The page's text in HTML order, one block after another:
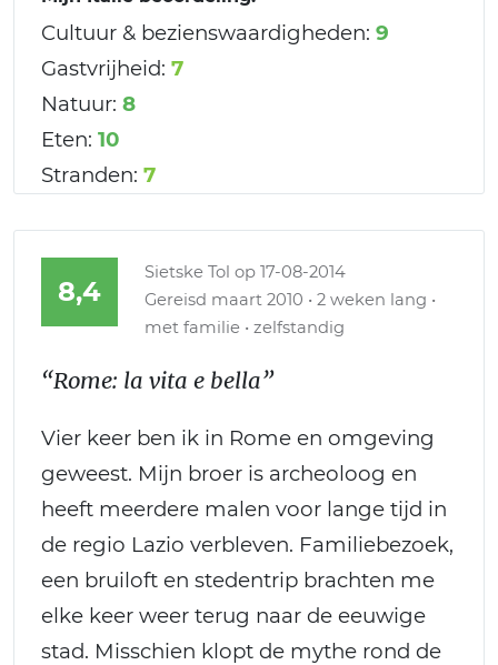
Cultuur & bezienswaardigheden: 9
Gastvrijheid: 7
Natuur: 8
Eten: 10
Stranden: 7
8,4
Sietske Tol op 17-08-2014
Gereisd maart 2010 • 2 weken lang •
met familie • zelfstandig
“Rome: la vita e bella”
Vier keer ben ik in Rome en omgeving
geweest. Mijn broer is archeoloog en
heeft meerdere malen voor lange tijd in
de regio Lazio verbleven. Familiebezoek,
een bruiloft en stedentrip brachten me
elke keer weer terug naar de eeuwige
stad. Misschien klopt de mythe rond de